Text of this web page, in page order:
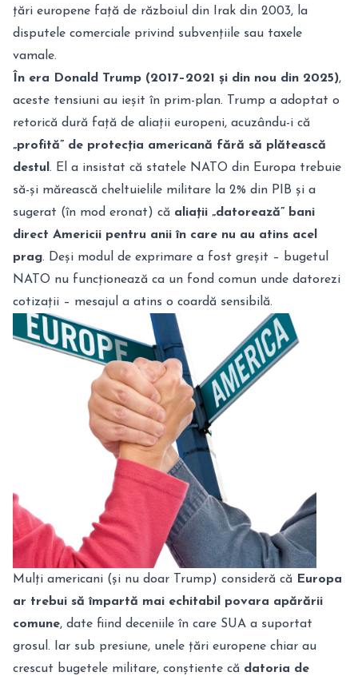
țări europene față de războiul din Irak din 2003, la
disputele comerciale privind subvențiile sau taxele
vamale.
În era Donald Trump (2017–2021 și din nou din 2025),
aceste tensiuni au ieșit în prim-plan. Trump a adoptat o
retorică dură față de aliații europeni, acuzându-i că
„profită” de protecția americană fără să plătească
destul . El a insistat că statele NATO din Europa trebuie
să-și mărească cheltuielile militare la 2% din PIB și a
sugerat (în mod eronat) că aliații „datorează” bani
direct Americii pentru anii în care nu au atins acel
prag. Deși modul de exprimare a fost greșit – bugetul
NATO nu funcționează ca un fond comun unde datorezi
cotizații – mesajul a atins o coardă sensibilă.
Mulți americani (și nu doar Trump) consideră că
Europa
ar trebui să împartă mai echitabil povara apărării
comune, date fiind deceniile în care SUA a suportat
grosul. Iar sub presiune, unele țări europene chiar au
crescut bugetele militare, conștiente că datoria de